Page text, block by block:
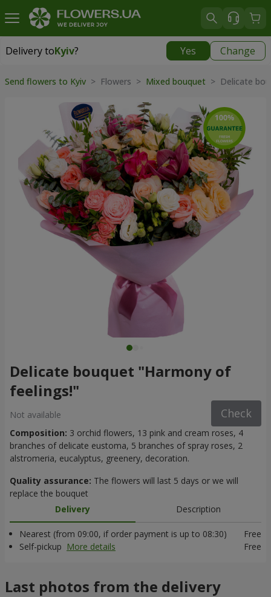
Delivery toKyiv? Yes Change
Delivery toKyiv
Send flowers to Kyiv > Flowers > Mixed bouquet > Delicate
Delicate bouquet "Harmony of
feelings!"
Not available Check
Composition: 3 orchid flowers, 13 pink and cream roses, 4
branches of delicate eustoma, 5 branches of spray roses, 2
alstromeria, eucalyptus, greenery, decoration.
Quality assurance: The flowers will last 5 days or we will
replace the bouquet
Delivery
Description
Nearest (from 09:00, if order payment is up to 08:30)
Free
Self-pickup More details Free
Last photos from the delivery